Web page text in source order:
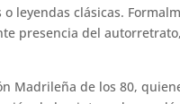
leyendas clásicas.
presencia del
Madrileña de los 80,